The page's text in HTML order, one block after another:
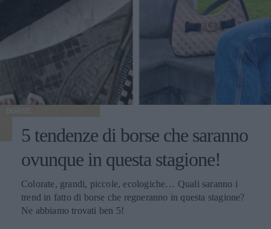
BORSE
5 tendenze di borse che saranno
ovunque in questa stagione!
Colorate, grandi, piccole, ecologiche… Quali saranno i
trend in fatto di borse che regneranno in questa stagione?
Ne abbiamo trovati ben 5!